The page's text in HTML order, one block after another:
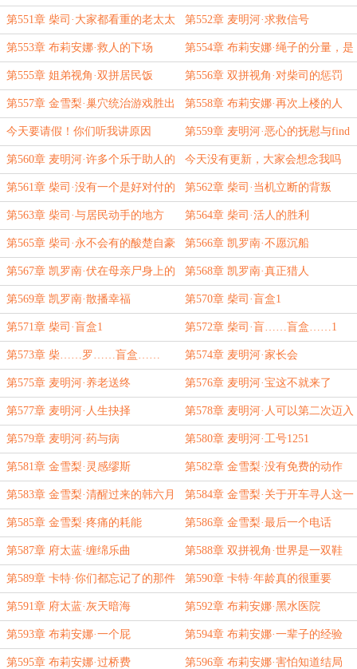
第551章 柴司·大家都看重的老太太 第552章 麦明河·求救信号
第553章 布莉安娜·救人的下场 第554章 布莉安娜·绳子的分量，是
一条命
第555章 姐弟视角·双拼居民饭 第556章 双拼视角·对柴司的惩罚
第557章 金雪梨·巢穴统治游戏胜出
者
第558章 布莉安娜·再次上楼的人
今天要请假！你们听我讲原因 第559章 麦明河·恶心的抚慰与find
my
第560章 麦明河·许多个乐于助人的
人
今天没有更新，大家会想念我吗
第561章 柴司·没有一个是好对付的 第562章 柴司·当机立断的背叛
第563章 柴司·与居民动手的地方 第564章 柴司·活人的胜利
第565章 柴司·永不会有的酸楚自豪 第566章 凯罗南·不愿沉船
第567章 凯罗南·伏在母亲尸身上的
痛哭
第568章 凯罗南·真正猎人
第569章 凯罗南·散播幸福 第570章 柴司·盲盒1
第571章 柴司·盲盒1 第572章 柴司·盲……盲盒……1
第573章 柴……罗……盲盒……
南……1
第574章 麦明河·家长会
第575章 麦明河·养老送终 第576章 麦明河·宝这不就来了
第577章 麦明河·人生抉择 第578章 麦明河·人可以第二次迈入
相同的沼泽
第579章 麦明河·药与病 第580章 麦明河·工号1251
第581章 金雪梨·灵感缪斯 第582章 金雪梨·没有免费的动作
第583章 金雪梨·清醒过来的韩六月 第584章 金雪梨·关于开车寻人这一
个假设行动
第585章 金雪梨·疼痛的耗能 第586章 金雪梨·最后一个电话
第587章 府太蓝·缠绵乐曲 第588章 双拼视角·世界是一双鞋
第589章 卡特·你们都忘记了的那件
事
第590章 卡特·年龄真的很重要
第591章 府太蓝·灰天暗海 第592章 布莉安娜·黑水医院
第593章 布莉安娜·一个屁 第594章 布莉安娜·一辈子的经验
第595章 布莉安娜·过桥费 第596章 布莉安娜·害怕知道结局